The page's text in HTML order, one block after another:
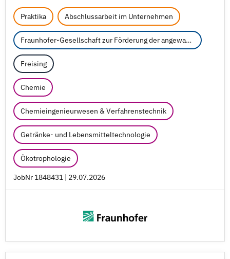
Praktika Abschlussarbeit im Unternehmen
Fraunhofer-Gesellschaft zur Förderung der angewandten Forschung e.V.
Freising
Chemie
Chemieingenieurwesen & Verfahrenstechnik
Getränke- und Lebensmitteltechnologie
Ökotrophologie
JobNr 1848431 | 29.07.2026